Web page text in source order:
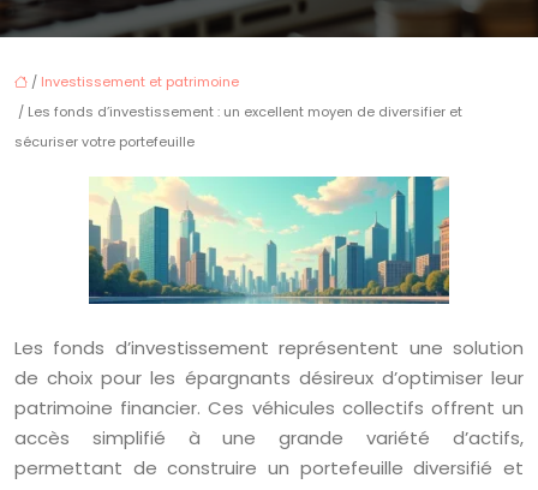
/ Investissement et patrimoine
/ Les fonds d’investissement : un excellent moyen de diversifier et
sécuriser votre portefeuille
Les fonds d’investissement représentent une solution
de choix pour les épargnants désireux d’optimiser leur
patrimoine financier. Ces véhicules collectifs offrent un
accès simplifié à une grande variété d’actifs,
permettant de construire un portefeuille diversifié et